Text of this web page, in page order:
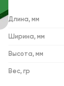
Длина, мм
Ширина, мм
Высота, мм
Вес, гр